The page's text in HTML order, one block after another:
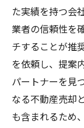
た実績を持つ会
業者の信頼性を
チすることが推
を依頼し、提案
パートナーを見
なる不動産売却
も含まれるため